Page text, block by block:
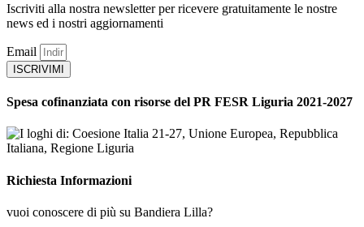
Iscriviti alla nostra newsletter per ricevere gratuitamente le nostre
news ed i nostri aggiornamenti
Email
ISCRIVIMI
Spesa cofinanziata con risorse del PR FESR Liguria 2021-2027
Richiesta Informazioni
vuoi conoscere di più su Bandiera Lilla?